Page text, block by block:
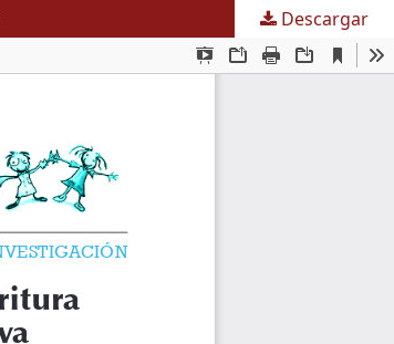
Descargar